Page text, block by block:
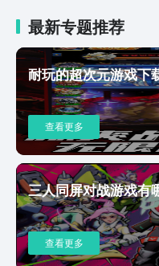
人称的玩法为主，关于
前来看可能性并不算大
是属于暗黑地牢类型的
的那种玩法。这种玩法
验到刷刷刷的同时还能
常的有成就感。这种以
不多见的。绝大部分的
给了很多玩家十分新奇
但是游戏给人的观感还
火下载地址在哪的说明
资料并不是很多，但是
引玩家的，相信这游戏
最新专题推荐
耐玩的超次元游戏下
查看更多
三人同屏对战游戏有
查看更多